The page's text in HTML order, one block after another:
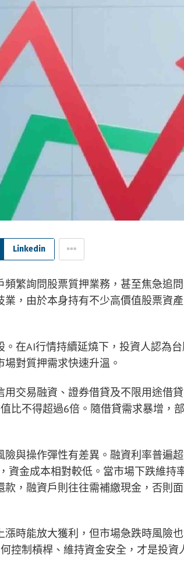
Linkedin
繁詢問股票質押業務，甚至焦急追
，由於本身持有不少高價值股票資
在AI行情持續延燒下，投資人認為
對質押需求快速升溫。
交易融資、證券借貸及不限用途借貸
比不得超過6倍。隨借貸需求暴增，
與操作彈性有差異。融資利率普遍
金成本相對較低。當市場下跌維持
，融資戶則往往需補繳現金，否則
時能放大獲利，但市場急跌時風險
控制槓桿、維持資金安全，才是投資